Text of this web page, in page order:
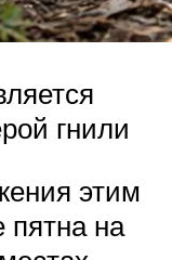
гнили
этим
на